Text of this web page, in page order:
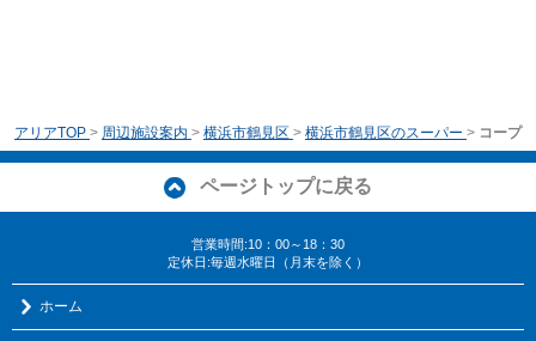
アリアTOP > 周辺施設案内 > 横浜市鶴見区 > 横浜市鶴見区のスーパー > コープ
ページトップに戻る
営業時間:10：00～18：30
定休日:毎週水曜日（月末を除く）
ホーム